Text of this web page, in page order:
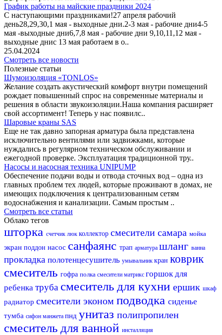
График работы на майские праздники 2024
С наступающими праздниками!27 апреля рабочий
день28,29,30,1 мая - выходные дни.2-3 мая - рабочие дни4-5
мая -выходные дни6,7,8 мая - рабочие дни 9,10,11,12 мая -
выходные днис 13 мая работаем в о..
25.04.2024
Смотреть все новости
Полезные статьи
Шумоизоляция «TONLOS»
Желание создать акустический комфорт внутри помещений
рождает повышенный спрос на современные материалы и
решения в области звукоизоляции.Наша компания расширяет
свой ассортимент! Теперь у нас появилс..
Шаровые краны SAS
Еще не так давно запорная арматура была представлена
исключительно вентилями или задвижками, которые
нуждались в регулярном техническом обслуживании и
ежегодной проверке. Эксплуатация традиционной тру..
Насосы и насосная техника UNIPUMP
Обеспечение подачи воды и отвода сточных вод – одна из
главных проблем тех людей, которые проживают в домах, не
имеющих подключения к централизованным сетям
водоснабжения и канализации. Самым простым ..
Смотреть все статьи
Облако тегов
шторка счетчик люк коллектор смесители самара мойка
экран поддон насос санфаянс трап арматура шланг ванна
прокладка полотенцесушитель умывальник кран коврик
смеситель гофра полка смесители матрикс горшок для
ребенка труба смеситель для кухни ершик шкаф
радиатор смесители эконом подводка сиденье
тумба сифон манжета пнд унитаз полипропилен
смеситель для ванной инсталляция